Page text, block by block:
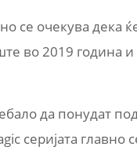
се очекува дека
во 2019 година
да понудат
серијата главно